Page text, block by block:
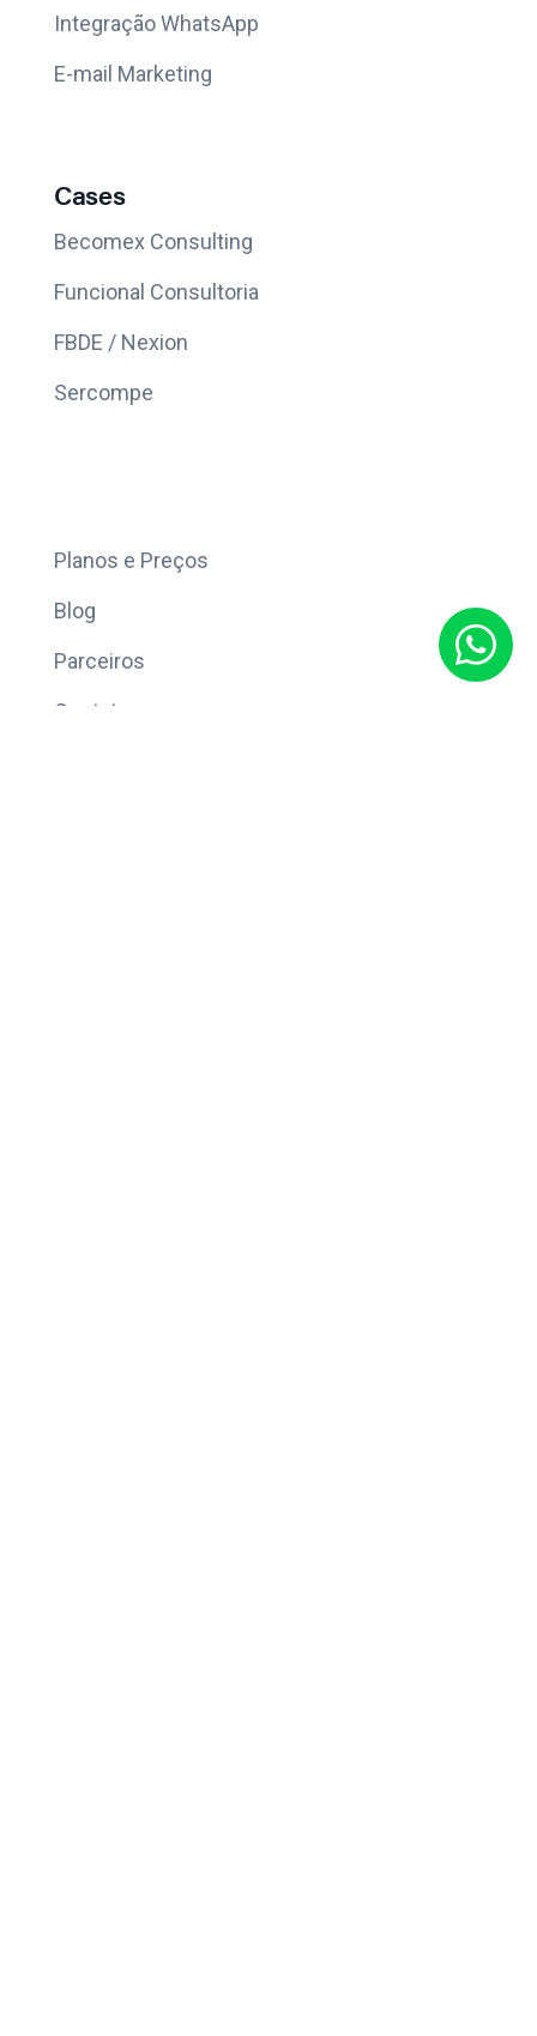
Integração WhatsApp
E-mail Marketing
Cases
Becomex Consulting
Funcional Consultoria
FBDE / Nexion
Sercompe
Planos e Preços
Blog
Parceiros
Contato